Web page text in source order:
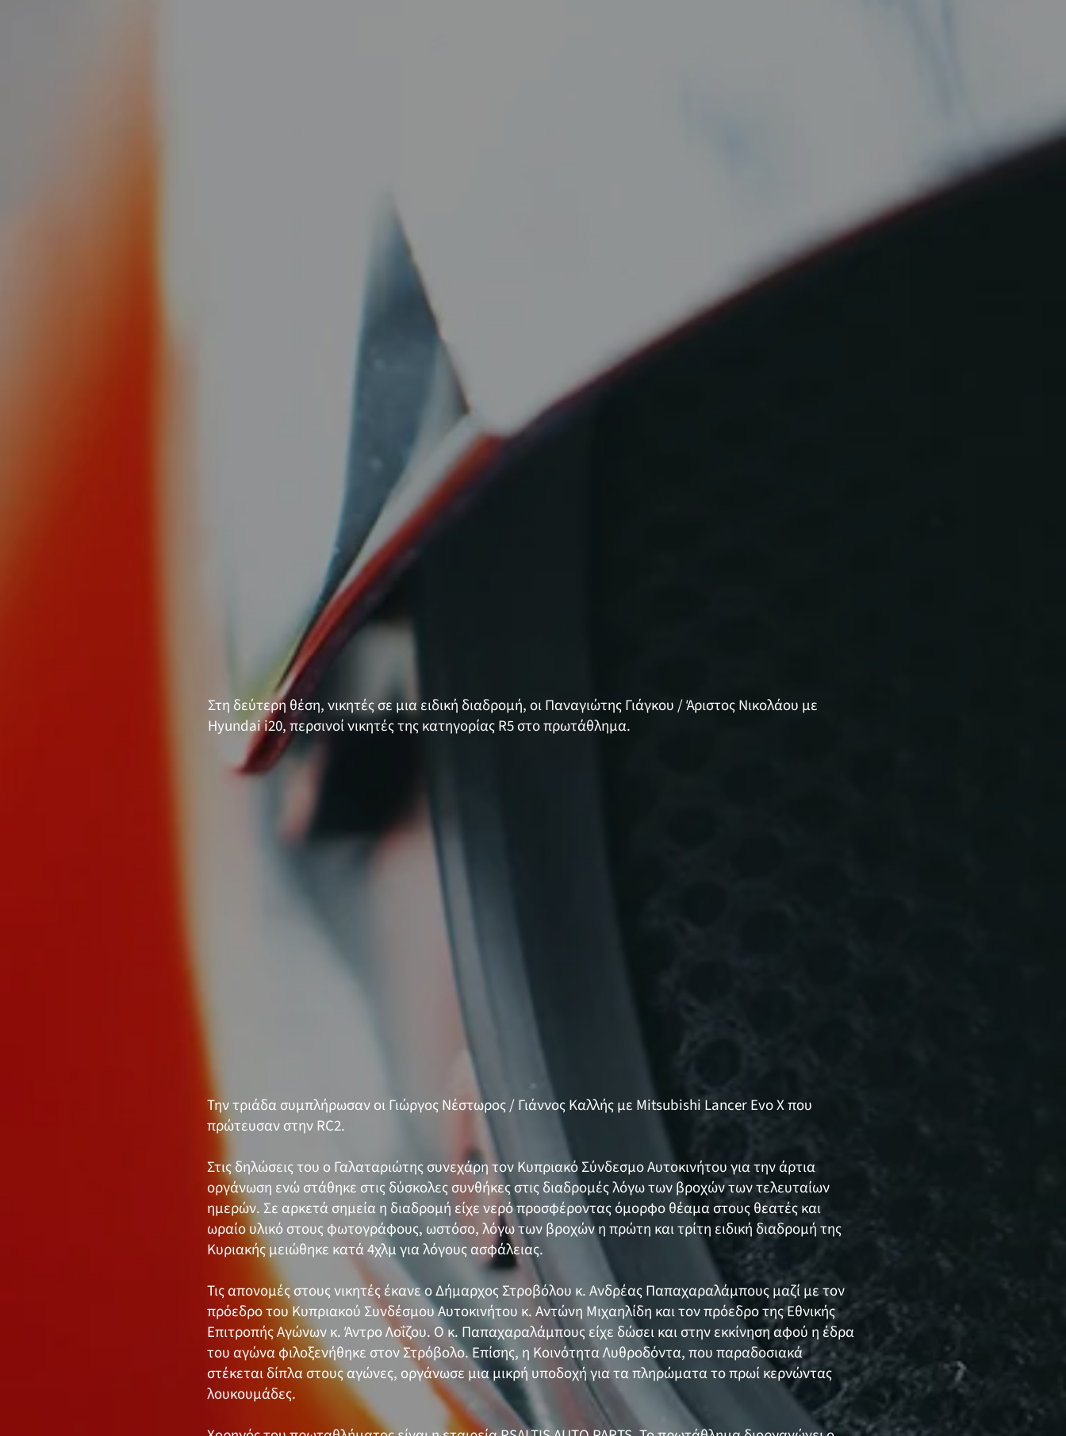
Στη δεύτερη θέση, νικητές σε μια ειδική διαδρομή, οι Παναγιώτης Γιάγκου / Άριστος Νικολάου με
Hyundai i20, περσινοί νικητές της κατηγορίας R5 στο πρωτάθλημα.
Την τριάδα συμπλήρωσαν οι Γιώργος Νέστωρος / Γιάννος Καλλής με Mitsubishi Lancer Evo X που
πρώτευσαν στην RC2.
Στις δηλώσεις του ο Γαλαταριώτης συνεχάρη τον Κυπριακό Σύνδεσμο Αυτοκινήτου για την άρτια
οργάνωση ενώ στάθηκε στις δύσκολες συνθήκες στις διαδρομές λόγω των βροχών των τελευταίων
ημερών. Σε αρκετά σημεία η διαδρομή είχε νερό προσφέροντας όμορφο θέαμα στους θεατές και
ωραίο υλικό στους φωτογράφους, ωστόσο, λόγω των βροχών η πρώτη και τρίτη ειδική διαδρομή της
Κυριακής μειώθηκε κατά 4χλμ για λόγους ασφάλειας.
Τις απονομές στους νικητές έκανε ο Δήμαρχος Στροβόλου κ. Ανδρέας Παπαχαραλάμπους μαζί με τον
πρόεδρο του Κυπριακού Συνδέσμου Αυτοκινήτου κ. Αντώνη Μιχαηλίδη και τον πρόεδρο της Εθνικής
Επιτροπής Αγώνων κ. Άντρο Λοΐζου. Ο κ. Παπαχαραλάμπους είχε δώσει και στην εκκίνηση αφού η έδρα
του αγώνα φιλοξενήθηκε στον Στρόβολο. Επίσης, η Κοινότητα Λυθροδόντα, που παραδοσιακά
στέκεται δίπλα στους αγώνες, οργάνωσε μια μικρή υποδοχή για τα πληρώματα το πρωί κερνώντας
λουκουμάδες.